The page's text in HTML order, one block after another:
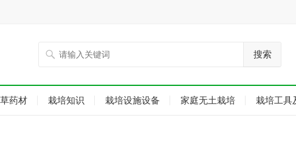
搜索
药材 栽培知识 栽培设施设备 家庭无土栽培 栽培工具